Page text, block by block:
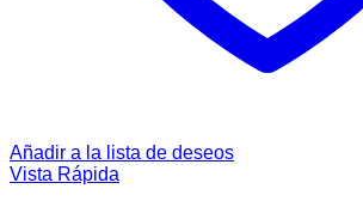
Añadir a la lista de deseos
Vista Rápida